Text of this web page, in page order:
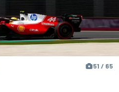
51 / 65